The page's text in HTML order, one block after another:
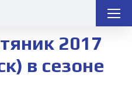
2017
в сезоне